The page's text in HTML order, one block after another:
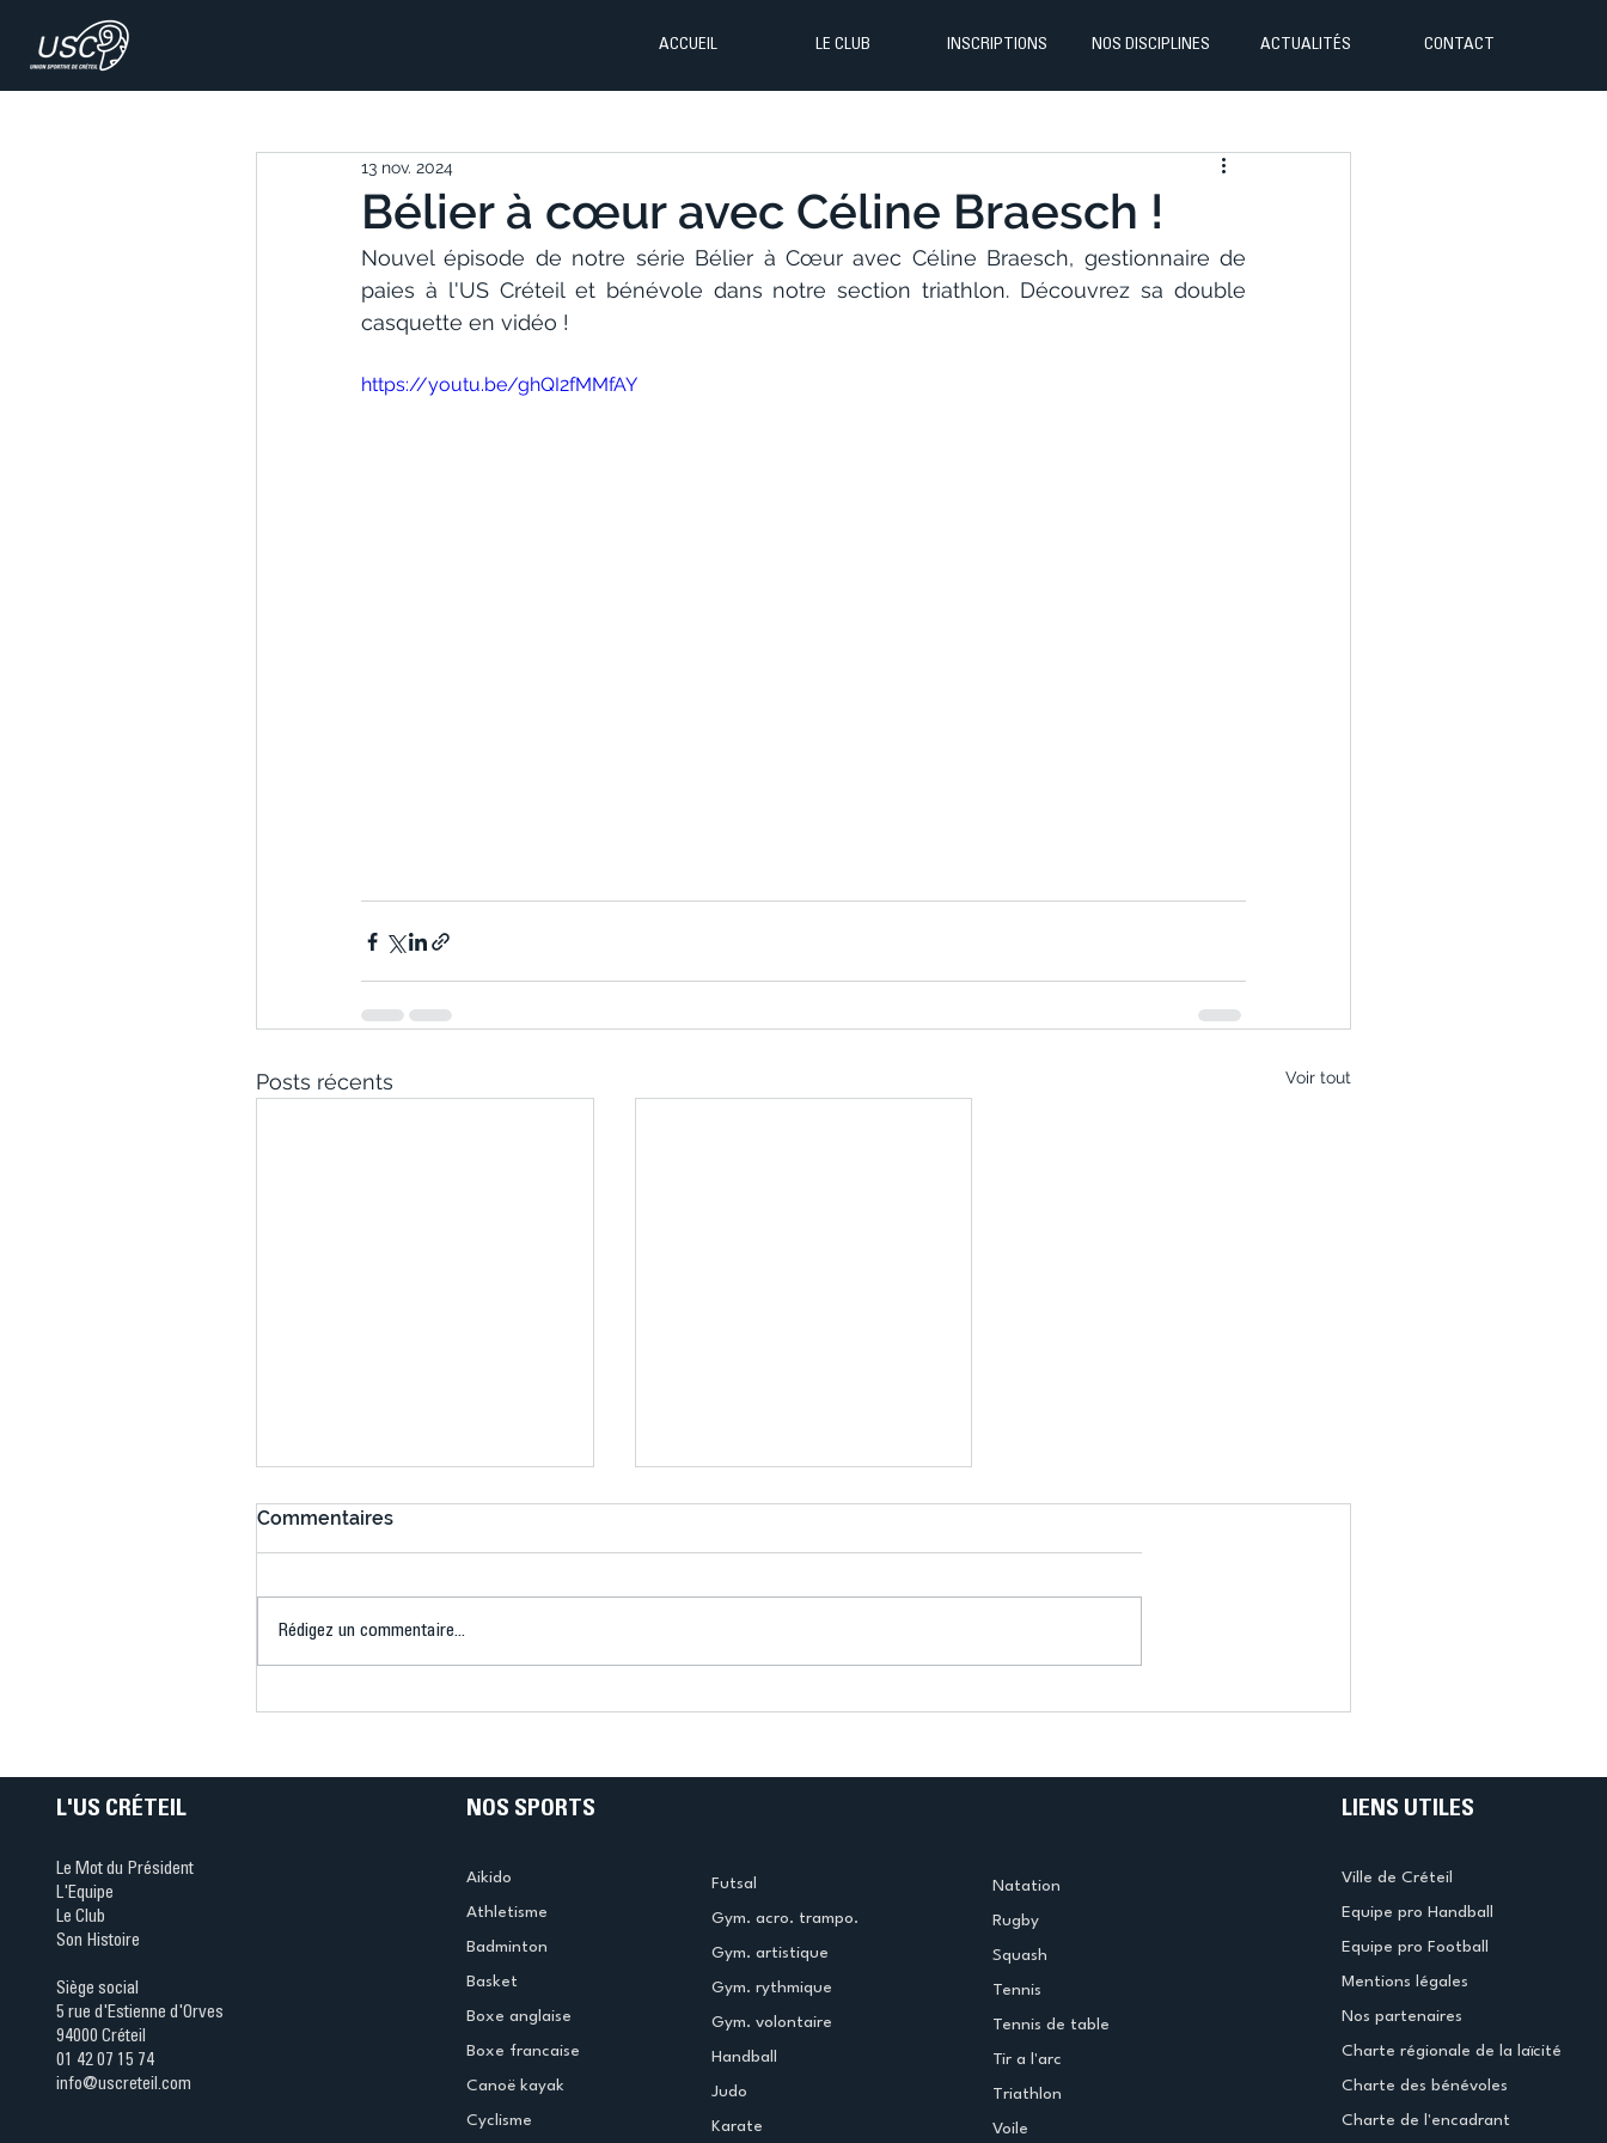
ACCUEIL LE CLUB INSCRIPTIONS NOS DISCIPLINES ACTUALITÉS CONTACT
Bélier à cœur avec Céline Braesch !
13 nov. 2024
Nouvel épisode de notre série Bélier à Cœur avec Céline Braesch, gestionnaire de
paies à l'US Créteil et bénévole dans notre section triathlon. Découvrez sa double
casquette en vidéo !
https://youtu.be/ghQI2fMMfAY
Posts récents Voir tout
Commentaires
Rédigez un commentaire...
L'US CRÉTEIL
Le Mot du Président
L'Equipe
Le Club
Son Histoire
Siège social
5 rue d'Estienne d'Orves
94000 Créteil
01 42 07 15 74
info@uscreteil.com
NOS SPORTS
Aikido
Athletisme
Badminton
Basket
Boxe anglaise
Boxe francaise
Canoë kayak
Cyclisme
Futsal
Gym. acro. trampo.
Gym. artistique
Gym. rythmique
Gym. volontaire
Handball
Judo
Karate
Natation
Rugby
Squash
Tennis
Tennis de table
Tir a l'arc
Triathlon
Voile
LIENS UTILES
Ville de Créteil
Equipe pro Handball
Equipe pro Football
Mentions légales
Nos partenaires
Charte régionale de la laïcité
Charte des bénévoles
Charte de l'encadrant